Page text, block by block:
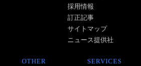
採用情報
訂正記事
サイトマップ
ニュース提供社
OTHER SERVICES